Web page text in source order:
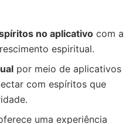
no aplicativo com a
espiritual.
por meio de aplicativos
com espíritos que
uma experiência